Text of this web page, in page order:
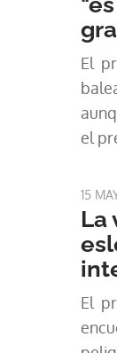
El
el
15
La
El